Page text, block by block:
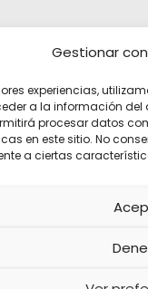
Gestionar
experiencias,
a la información del
procesar datos
en este sitio. No
a ciertas